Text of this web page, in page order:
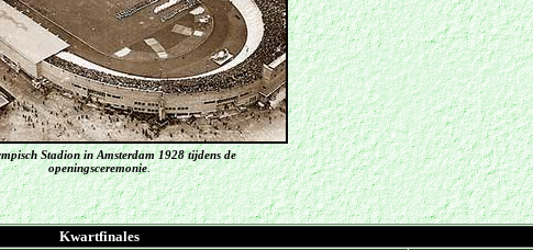
Stadion in Amsterdam 1928 tijdens de
openingsceremonie.
Kwartfinales